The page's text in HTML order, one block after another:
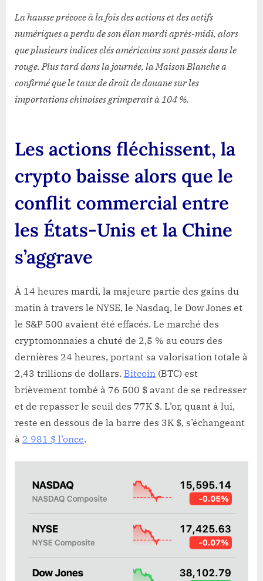
La hausse précoce à la fois des actions et des actifs
numériques a perdu de son élan mardi après-midi, alors
que plusieurs indices clés américains sont passés dans le
rouge. Plus tard dans la journée, la Maison Blanche a
confirmé que le taux de droit de douane sur les
importations chinoises grimperait à 104 %.
Les actions fléchissent, la
crypto baisse alors que le
conflit commercial entre
les États-Unis et la Chine
s’aggrave
À 14 heures mardi, la majeure partie des gains du
matin à travers le NYSE, le Nasdaq, le Dow Jones et
le S&P 500 avaient été effacés. Le marché des
cryptomonnaies a chuté de 2,5 % au cours des
dernières 24 heures, portant sa valorisation totale à
2,43 trillions de dollars. Bitcoin (BTC) est
brièvement tombé à 76 500 $ avant de se redresser
et de repasser le seuil des 77K $. L’or, quant à lui,
reste en dessous de la barre des 3K $, s’échangeant
à 2 981 $ l’once.